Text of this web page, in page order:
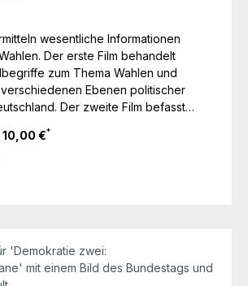
wesentliche Informationen
Der erste Film behandelt
zum Thema Wahlen und
Ebenen politischer
Der zweite Film befasst
Der dritte Film thematisiert die
Mehrheits- und
und stellt das Wahlsystem bei
altersstufen- und lehrplangerecht
Filme bieten z.T. Querbezüge,
nicht streng aufeinander
10,00 €*